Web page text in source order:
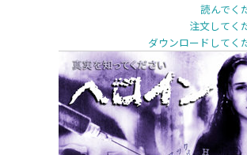
読んでください
注文してください
ダウンロードしてくだ
読んでく
注文してく
ダウンロードしてく